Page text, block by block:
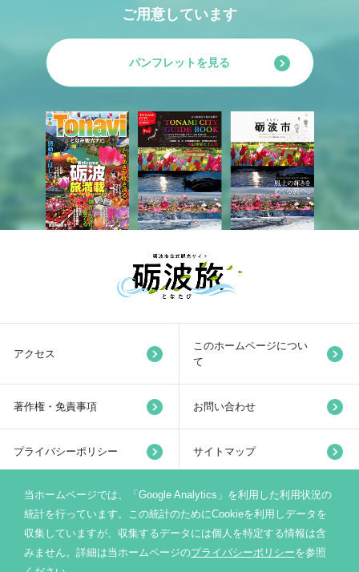
ご用意しています
パンフレットを見る
当ホームページでは、「Google Analytics」を利用した利用状況の
統計を行っています。この統計のためにCookieを利用しデータを
収集していますが、収集するデータには個人を特定する情報は含
みません。詳細は当ホームページのプライバシーポリシーを参照
アクセス
このホームページについ
て
著作権・免責事項 お問い合わせ
プライバシーポリシー サイトマップ
リンク集